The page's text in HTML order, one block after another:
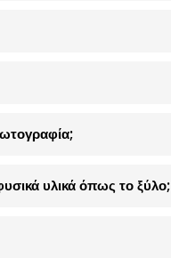
υλικά όπως το ξύλο;